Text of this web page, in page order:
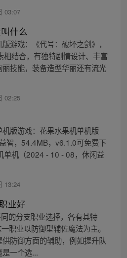
03:07
什么
游戏：《代号：破坏之剑》，
相结合，有独特剧情设计、丰富
技能，装备造型华丽还有流光
02:25
版游戏：花果水果机单机版
智，54.4MB，v6.1.0可免费下
单机（2024 - 10 - 08，休闲益
13:24
业好
的分支职业选择，各有其特
职业以防御型辅佐魔法为主。
防御方面的辅助，例如提升队
一个选...